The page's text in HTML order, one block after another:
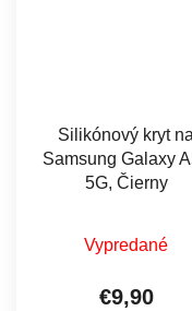
Silikónový kryt na
Samsung Galaxy
5G, Čierny
Vypredané
€9,90